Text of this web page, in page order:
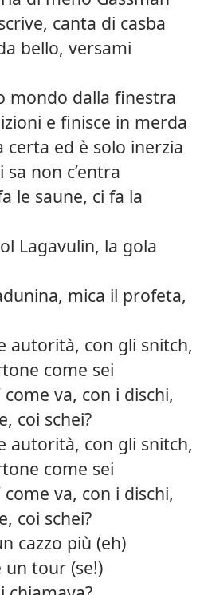
canta di casba
bello, versami
mondo dalla finestra
e finisce in merda
certa ed è solo inerzia
sa non c’entra
le saune, ci fa la
Lagavulin, la gola
mica il profeta,
autorità, con gli snitch,
come sei
come va, con i dischi,
coi schei?
autorità, con gli snitch,
come sei
come va, con i dischi,
coi schei?
cazzo più (eh)
un tour (se!)